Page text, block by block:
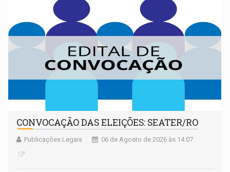
CONVOCAÇÃO DAS ELEIÇÕES: SEATER/RO
Publicações Legais 06 de Agosto de 2026 às 14:07